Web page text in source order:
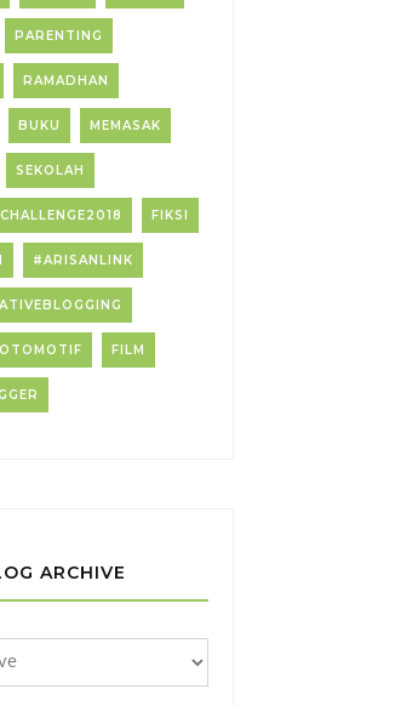
PARENTING
RAMADHAN
BUKU MEMASAK
SEKOLAH
FIKSI
#ARISANLINK
OTOMOTIF FILM
ARCHIVE